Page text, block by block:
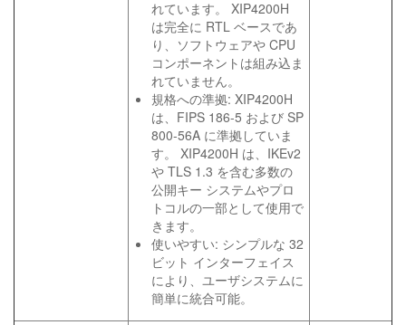
れています。 XIP4200H
は完全に RTL ベースであ
り、ソフトウェアや CPU
コンポーネントは組み込ま
れていません。
規格への準拠: XIP4200H
は、FIPS 186-5 および SP
800-56A に準拠していま
す。 XIP4200H は、IKEv2
や TLS 1.3 を含む多数の
公開キー システムやプロ
トコルの一部として使用で
きます。
使いやすい: シンプルな 32
ビット インターフェイス
により、ユーザシステムに
簡単に統合可能。